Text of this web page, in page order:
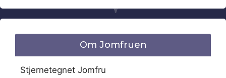
Om Jomfruen
Stjernetegnet Jomfru